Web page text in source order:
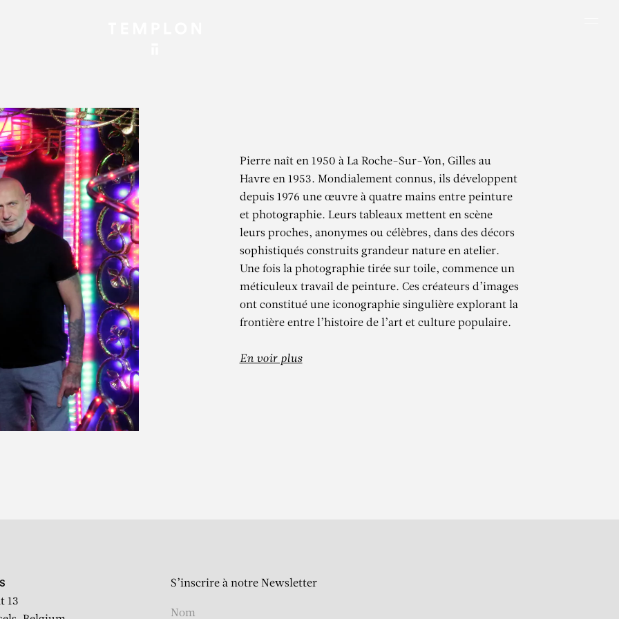
ET GILLES
Pierre naît en 1950 à La Roche-Sur-Yon, Gilles au
Havre en 1953. Mondialement connus, ils développent
depuis 1976 une œuvre à quatre mains entre peinture
et photographie. Leurs tableaux mettent en scène
leurs proches, anonymes ou célèbres, dans des décors
sophistiqués construits grandeur nature en atelier.
Une fois la photographie tirée sur toile, commence un
méticuleux travail de peinture. Ces créateurs d’images
ont constitué une iconographie singulière explorant la
frontière entre l’histoire de l’art et culture populaire.
En voir plus
13
S’inscrire à notre Newsletter